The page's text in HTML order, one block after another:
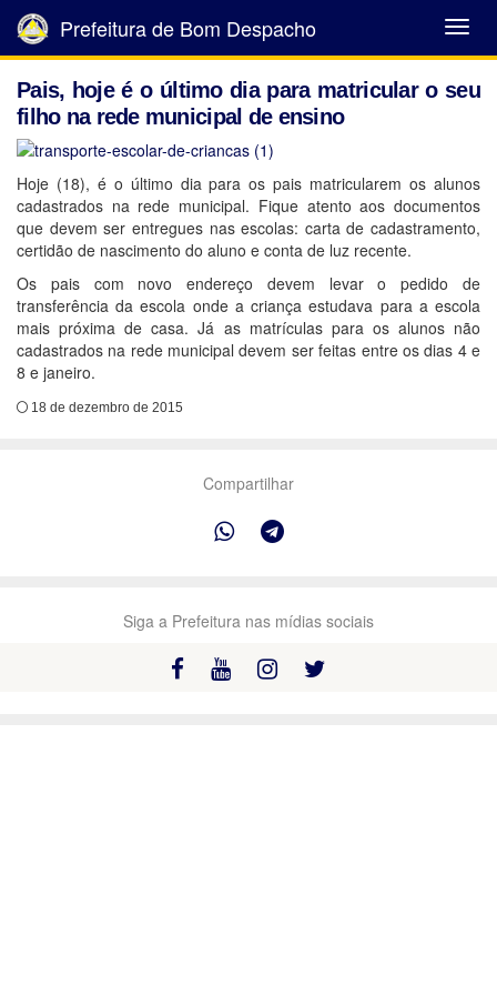
Abrir
Menu
Prefeitura de Bom Despacho
Pais, hoje é o último dia para matricular o seu
filho na rede municipal de ensino
Hoje (18), é o último dia para os pais matricularem os alunos
cadastrados na rede municipal. Fique atento aos documentos
que devem ser entregues nas escolas: carta de cadastramento,
certidão de nascimento do aluno e conta de luz recente.
Os pais com novo endereço devem levar o pedido de
transferência da escola onde a criança estudava para a escola
mais próxima de casa. Já as matrículas para os alunos não
cadastrados na rede municipal devem ser feitas entre os dias 4 e
8 e janeiro.
18 de dezembro de 2015
Compartilhar
Siga a Prefeitura nas mídias sociais